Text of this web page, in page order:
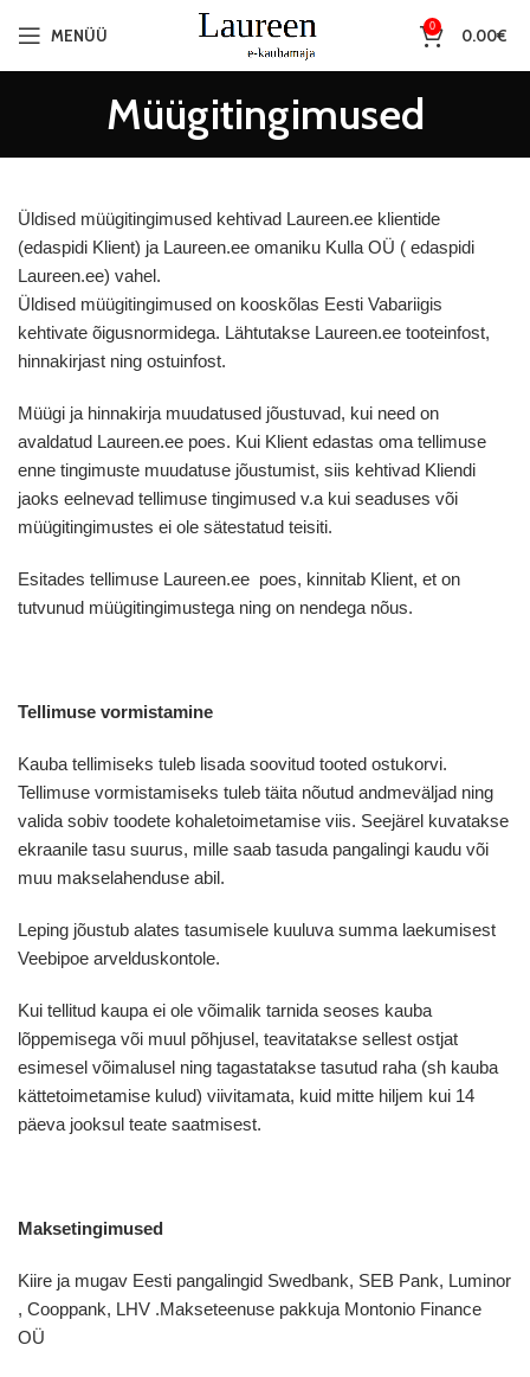
MENÜÜ 0 0.00€
Müügitingimused
Üldised müügitingimused kehtivad Laureen.ee klientide
(edaspidi Klient) ja Laureen.ee omaniku Kulla OÜ ( edaspidi
Laureen.ee) vahel.
Üldised müügitingimused on kooskõlas Eesti Vabariigis
kehtivate õigusnormidega. Lähtutakse Laureen.ee tooteinfost,
hinnakirjast ning ostuinfost.
Müügi ja hinnakirja muudatused jõustuvad, kui need on
avaldatud Laureen.ee poes. Kui Klient edastas oma tellimuse
enne tingimuste muudatuse jõustumist, siis kehtivad Kliendi
jaoks eelnevad tellimuse tingimused v.a kui seaduses või
müügitingimustes ei ole sätestatud teisiti.
Esitades tellimuse Laureen.ee poes, kinnitab Klient, et on
tutvunud müügitingimustega ning on nendega nõus.
Tellimuse vormistamine
Kauba tellimiseks tuleb lisada soovitud tooted ostukorvi.
Tellimuse vormistamiseks tuleb täita nõutud andmeväljad ning
valida sobiv toodete kohaletoimetamise viis. Seejärel kuvatakse
ekraanile tasu suurus, mille saab tasuda pangalingi kaudu või
muu makselahenduse abil.
Leping jõustub alates tasumisele kuuluva summa laekumisest
Veebipoe arvelduskontole.
Kui tellitud kaupa ei ole võimalik tarnida seoses kauba
lõppemisega või muul põhjusel, teavitatakse sellest ostjat
esimesel võimalusel ning tagastatakse tasutud raha (sh kauba
kättetoimetamise kulud) viivitamata, kuid mitte hiljem kui 14
päeva jooksul teate saatmisest.
Maksetingimused
Kiire ja mugav Eesti pangalingid Swedbank, SEB Pank, Luminor
, Cooppank, LHV .Makseteenuse pakkuja Montonio Finance
OÜ